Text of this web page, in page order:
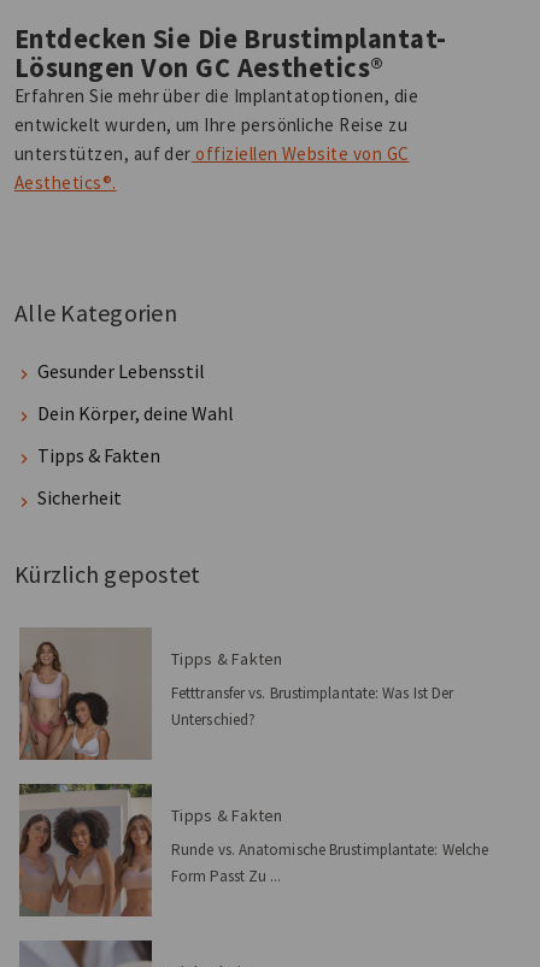
Entdecken Sie Die Brustimplantat-
Lösungen Von GC Aesthetics®
Erfahren Sie mehr über die Implantatoptionen, die
entwickelt wurden, um Ihre persönliche Reise zu
unterstützen, auf der offiziellen Website von GC
Aesthetics®.
Alle Kategorien
Gesunder Lebensstil
Dein Körper, deine Wahl
Tipps & Fakten
Sicherheit
Kürzlich gepostet
Tipps & Fakten
Fetttransfer vs. Brustimplantate: Was Ist Der
Unterschied?
Tipps & Fakten
Runde vs. Anatomische Brustimplantate: Welche
Form Passt Zu ...